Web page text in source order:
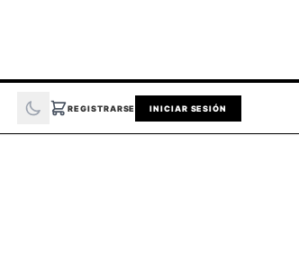
REGISTRARSE INICIAR SESIÓN